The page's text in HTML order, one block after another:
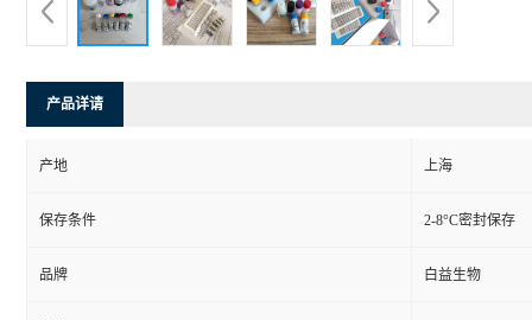
产品详请
产地 上海
保存条件 2-8°C密封保存
品牌 白益生物